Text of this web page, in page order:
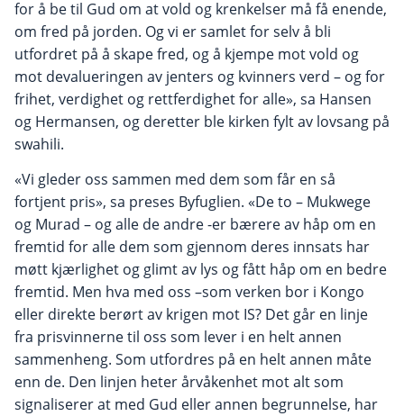
for å be til Gud om at vold og krenkelser må få enende,
om fred på jorden. Og vi er samlet for selv å bli
utfordret på å skape fred, og å kjempe mot vold og
mot devalueringen av jenters og kvinners verd – og for
frihet, verdighet og rettferdighet for alle», sa Hansen
og Hermansen, og deretter ble kirken fylt av lovsang på
swahili.
«Vi gleder oss sammen med dem som får en så
fortjent pris», sa preses Byfuglien. «De to – Mukwege
og Murad – og alle de andre -er bærere av håp om en
fremtid for alle dem som gjennom deres innsats har
møtt kjærlighet og glimt av lys og fått håp om en bedre
fremtid. Men hva med oss –som verken bor i Kongo
eller direkte berørt av krigen mot IS? Det går en linje
fra prisvinnerne til oss som lever i en helt annen
sammenheng. Som utfordres på en helt annen måte
enn de. Den linjen heter årvåkenhet mot alt som
signaliserer at med Gud eller annen begrunnelse, har